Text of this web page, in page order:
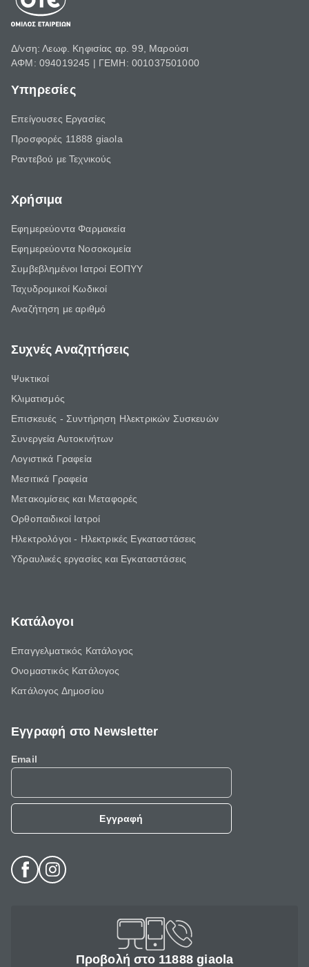
Δ/νση: Λεωφ. Κηφισίας αρ. 99, Μαρούσι
ΑΦΜ: 094019245 | ΓΕΜΗ: 001037501000
Υπηρεσίες
Επείγουσες Εργασίες
Προσφορές 11888 giaola
Ραντεβού με Τεχνικούς
Χρήσιμα
Εφημερεύοντα Φαρμακεία
Εφημερεύοντα Νοσοκομεία
Συμβεβλημένοι Ιατροί ΕΟΠΥΥ
Ταχυδρομικοί Κωδικοί
Αναζήτηση με αριθμό
Συχνές Αναζητήσεις
Ψυκτικοί
Κλιματισμός
Επισκευές - Συντήρηση Ηλεκτρικών Συσκευών
Συνεργεία Αυτοκινήτων
Λογιστικά Γραφεία
Μεσιτικά Γραφεία
Μετακομίσεις και Μεταφορές
Ορθοπαιδικοί Ιατροί
Ηλεκτρολόγοι - Ηλεκτρικές Εγκαταστάσεις
Υδραυλικές εργασίες και Εγκαταστάσεις
Κατάλογοι
Επαγγελματικός Κατάλογος
Ονομαστικός Κατάλογος
Κατάλογος Δημοσίου
Εγγραφή στο Newsletter
Email
Εγγραφή
Προβολή στο 11888 giaola